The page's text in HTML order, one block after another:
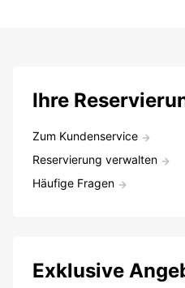
Ihre
Zum Kundenservice
Reservierung verwalten
Häufige Fragen
Exklusive